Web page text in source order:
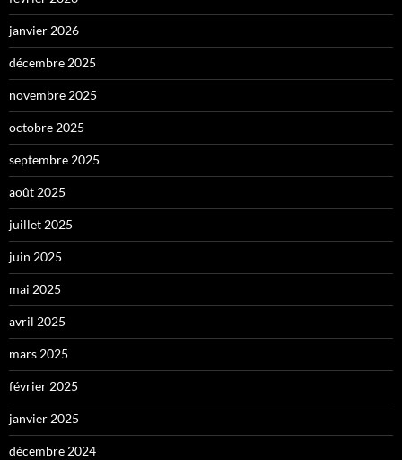
janvier 2026
décembre 2025
novembre 2025
octobre 2025
septembre 2025
août 2025
juillet 2025
juin 2025
mai 2025
avril 2025
mars 2025
février 2025
janvier 2025
décembre 2024